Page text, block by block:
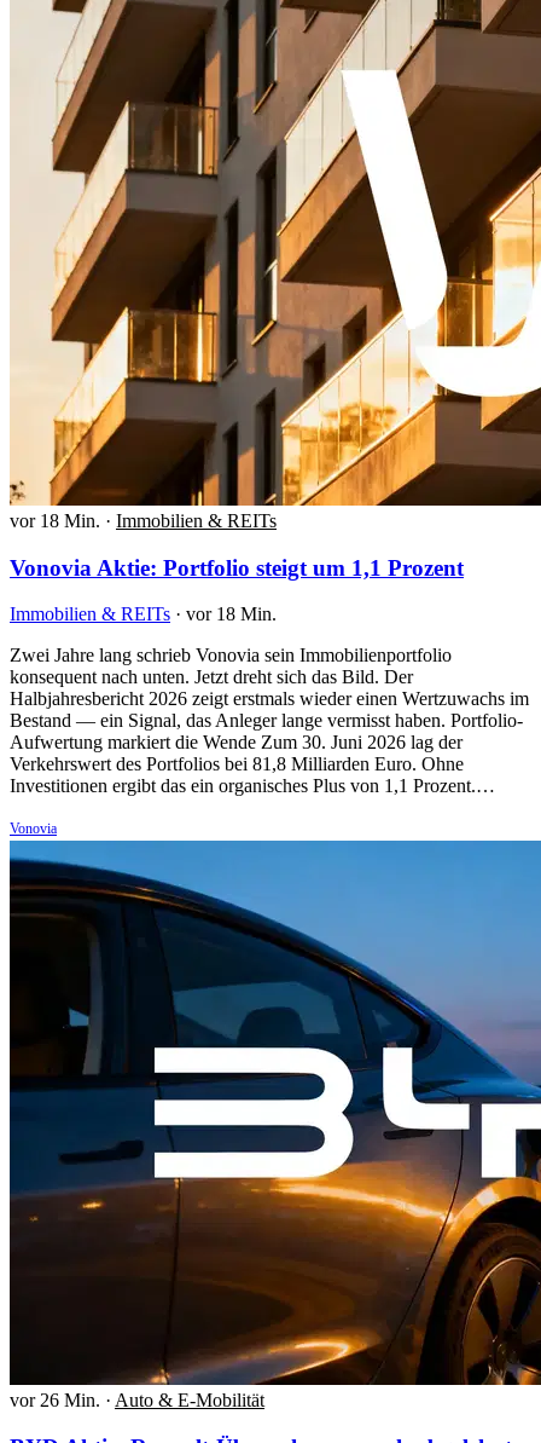
vor 18 Min. · Immobilien & REITs
Vonovia Aktie: Portfolio steigt um 1,1 Prozent
Immobilien & REITs · vor 18 Min.
Zwei Jahre lang schrieb Vonovia sein Immobilienportfolio
konsequent nach unten. Jetzt dreht sich das Bild. Der
Halbjahresbericht 2026 zeigt erstmals wieder einen Wertzuwachs im
Bestand — ein Signal, das Anleger lange vermisst haben. Portfolio-
Aufwertung markiert die Wende Zum 30. Juni 2026 lag der
Verkehrswert des Portfolios bei 81,8 Milliarden Euro. Ohne
Investitionen ergibt das ein organisches Plus von 1,1 Prozent.…
Vonovia
vor 26 Min. · Auto & E-Mobilität